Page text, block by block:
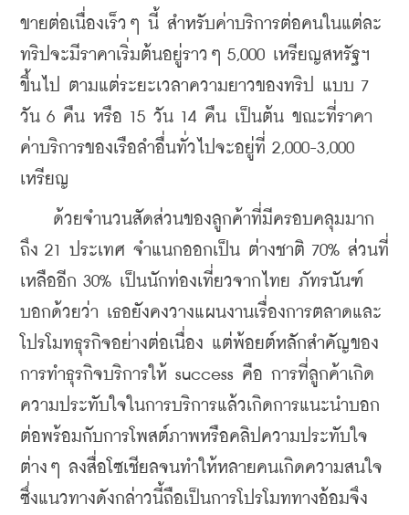
ขายต่อเนื่องเร็วๆ นี้ สำหรับค่าบริการต่อคนในแต่ละ
ทริปจะมีราคาเริ่มต้นอยู่ราวๆ 5,000 เหรียญสหรัฐฯ
ขึ้นไป ตามแต่ระยะเวลาความยาวของทริป แบบ 7
วัน 6 คืน หรือ 15 วัน 14 คืน เป็นต้น ขณะที่ราคา
ค่าบริการของเรือลำอื่นทั่วไปจะอยู่ที่ 2,000-3,000
เหรียญ
ด้วยจำนวนสัดส่วนของลูกค้าที่มีครอบคลุมมาก
ถึง 21 ประเทศ จำแนกออกเป็น ต่างชาติ 70% ส่วนที่
เหลืออีก 30% เป็นนักท่องเที่ยวจากไทย ภัทรนันฑ์
บอกด้วยว่า เธอยังคงวางแผนงานเรื่องการตลาดและ
โปรโมทธุรกิจอย่างต่อเนื่อง แต่พ้อยต์หลักสำคัญของ
การทำธุรกิจบริการให้ success คือ การที่ลูกค้าเกิด
ความประทับใจในการบริการแล้วเกิดการแนะนำบอก
ต่อพร้อมกับการโพสต์ภาพหรือคลิปความประทับใจ
ต่างๆ ลงสื่อโซเชียลจนทำให้หลายคนเกิดความสนใจ
ซึ่งแนวทางดังกล่าวนี้ถือเป็นการโปรโมททางอ้อมจึง